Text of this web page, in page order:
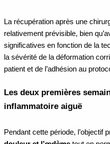
La récupération après une
relativement prévisible, bien
significatives en fonction de la
la sévérité de la déformation
patient et de l’adhésion au
Les deux premières
inflammatoire aiguë
Pendant cette période, l’objectif